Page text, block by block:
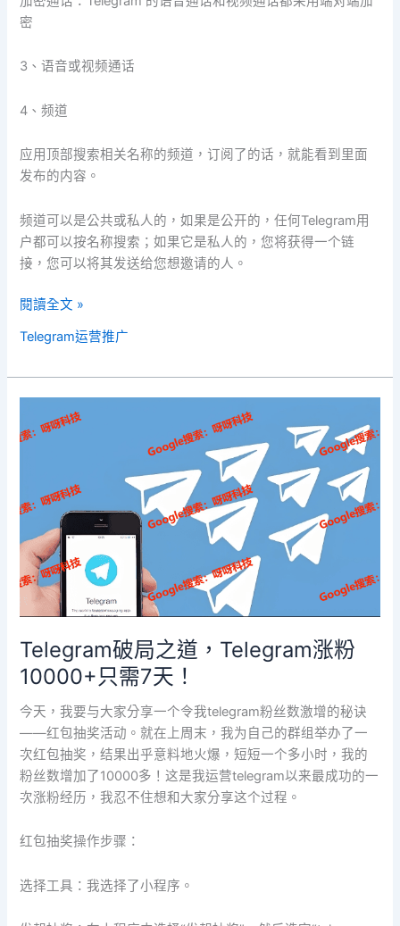
密
3、语音或视频通话
4、频道
应用顶部搜索相关名称的频道，订阅了的话，就能看到里面
发布的内容。
频道可以是公共或私人的，如果是公开的，任何Telegram用
户都可以按名称搜索；如果它是私人的，您将获得一个链
接，您可以将其发送给您想邀请的人。
閱讀全文 »
Telegram运营推广
Telegram破局之道，Telegram涨粉
10000+只需7天！
今天，我要与大家分享一个令我telegram粉丝数激增的秘诀
——红包抽奖活动。就在上周末，我为自己的群组举办了一
次红包抽奖，结果出乎意料地火爆，短短一个多小时，我的
粉丝数增加了10000多！这是我运营telegram以来最成功的一
次涨粉经历，我忍不住想和大家分享这个过程。
红包抽奖操作步骤：
选择工具：我选择了小程序。
破
道，
Telegram
涨
粉
10000+只
需
7
天！